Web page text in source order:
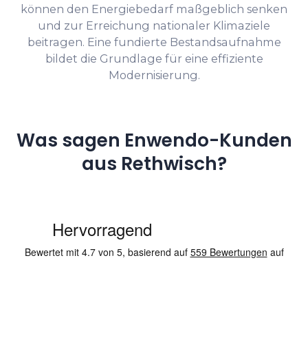
können den Energiebedarf maßgeblich senken
und zur Erreichung nationaler Klimaziele
beitragen. Eine fundierte Bestandsaufnahme
bildet die Grundlage für eine effiziente
Modernisierung.
Was sagen Enwendo-Kunden
aus Rethwisch?